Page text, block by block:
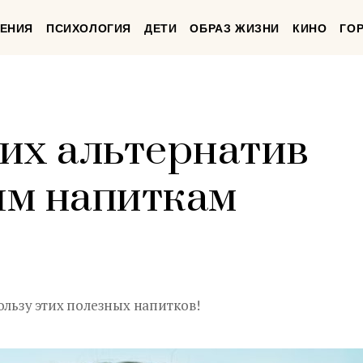
ПСИХОЛОГИЯ ДЕТИ ОБРАЗ ЖИЗНИ КИНО
альтернатив
напиткам
этих полезных напитков!